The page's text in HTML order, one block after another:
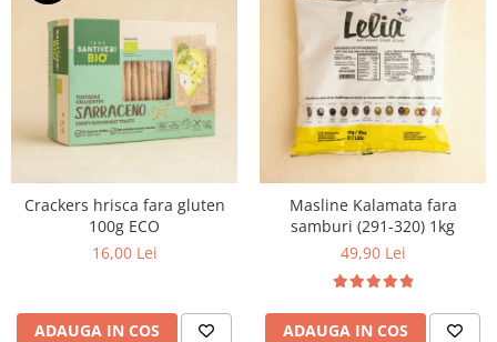
Crackers hrisca fara gluten
100g ECO
16,00 Lei
ADAUGA IN COS
Masline Kalamata fara
samburi (291-320) 1kg
49,90 Lei
ADAUGA IN COS